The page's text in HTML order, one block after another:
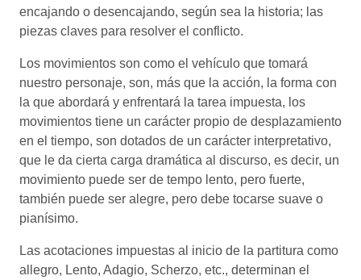
encajando o desencajando, según sea la historia; las
piezas claves para resolver el conflicto.
Los movimientos son como el vehículo que tomará
nuestro personaje, son, más que la acción, la forma con
la que abordará y enfrentará la tarea impuesta, los
movimientos tiene un carácter propio de desplazamiento
en el tiempo, son dotados de un carácter interpretativo,
que le da cierta carga dramática al discurso, es decir, un
movimiento puede ser de tempo lento, pero fuerte,
también puede ser alegre, pero debe tocarse suave o
pianísimo.
Las acotaciones impuestas al inicio de la partitura como
allegro, Lento, Adagio, Scherzo, etc., determinan el